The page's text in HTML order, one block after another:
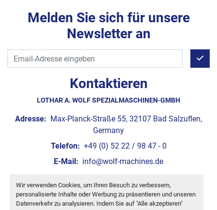
Wir verwenden Cookies, um Ihren Besuch zu verbessern,
personalisierte Inhalte oder Werbung zu präsentieren und unseren
Datenverkehr zu analysieren. Indem Sie auf "Alle akzeptieren"
Kontaktieren
LOTHAR A. WOLF SPEZIALMASCHINEN-GMBH
Adresse: Max-Planck-Straße 55, 32107 Bad Salzuflen,
Germany
Telefon: +49 (0) 52 22 / 98 47 - 0
E-Mail: info@wolf-machines.de
Cookie-Einstellungen
Machinio System-Website vonMachinio
Melden Sie sich für unsere
Newsletter an